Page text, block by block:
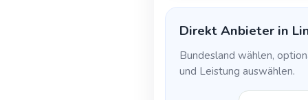
Direkt Anbieter in
Bundesland wählen,
und Leistung auswählen.